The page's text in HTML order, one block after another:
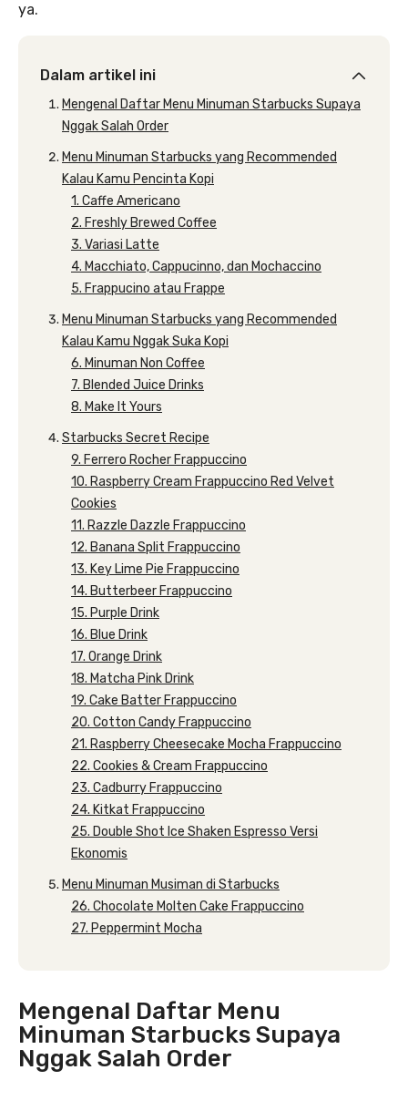
ya.
Dalam artikel ini
Mengenal Daftar Menu Minuman Starbucks Supaya
Nggak Salah Order
Menu Minuman Starbucks yang Recommended
Kalau Kamu Pencinta Kopi
1. Caffe Americano
2. Freshly Brewed Coffee
3. Variasi Latte
4. Macchiato, Cappucinno, dan Mochaccino
5. Frappucino atau Frappe
Menu Minuman Starbucks yang Recommended
Kalau Kamu Nggak Suka Kopi
6. Minuman Non Coffee
7. Blended Juice Drinks
8. Make It Yours
Starbucks Secret Recipe
9. Ferrero Rocher Frappuccino
10. Raspberry Cream Frappuccino Red Velvet
Cookies
11. Razzle Dazzle Frappuccino
12. Banana Split Frappuccino
13. Key Lime Pie Frappuccino
14. Butterbeer Frappuccino
15. Purple Drink
16. Blue Drink
17. Orange Drink
18. Matcha Pink Drink
19. Cake Batter Frappuccino
20. Cotton Candy Frappuccino
21. Raspberry Cheesecake Mocha Frappuccino
22. Cookies & Cream Frappuccino
23. Cadburry Frappuccino
24. Kitkat Frappuccino
25. Double Shot Ice Shaken Espresso Versi
Ekonomis
Menu Minuman Musiman di Starbucks
26. Chocolate Molten Cake Frappuccino
27. Peppermint Mocha
Mengenal Daftar Menu
Minuman Starbucks Supaya
Nggak Salah Order